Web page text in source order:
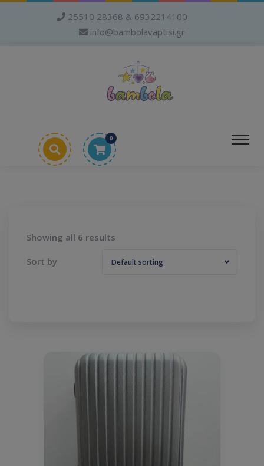
25510 28368 & 6932214100
info@bambolavaptisi.gr
0
Showing all 6 results
Sort by Default sorting